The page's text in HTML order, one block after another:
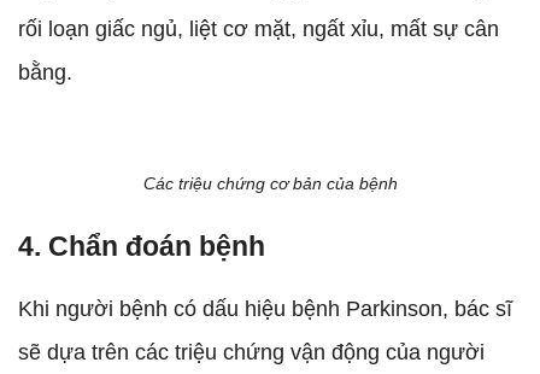
rối loạn giấc ngủ, liệt cơ mặt, ngất xỉu, mất sự cân
bằng.
Các triệu chứng cơ bản của bệnh
4. Chẩn đoán bệnh
Khi người bệnh có dấu hiệu bệnh Parkinson, bác sĩ
sẽ dựa trên các triệu chứng vận động của người